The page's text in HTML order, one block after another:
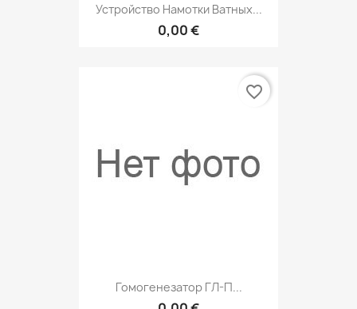
Устройство Намотки Ватных...
0,00 €
Гомогенезатор ГЛ-П...
favorite_border